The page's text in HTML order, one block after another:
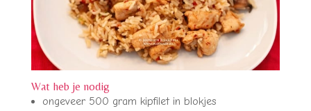
Wat heb je nodig
ongeveer 500 gram kipfilet in blokjes